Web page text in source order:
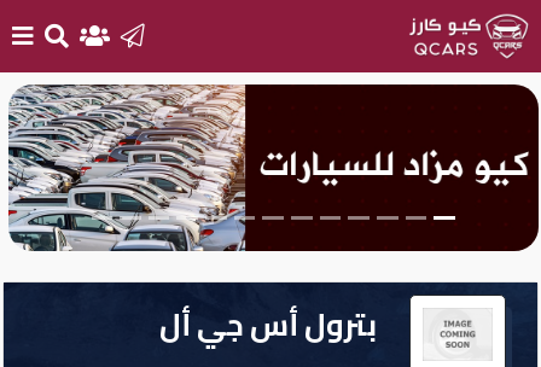
بيع
سيارتك
أحدث
السيارات
بترول أس جي أل